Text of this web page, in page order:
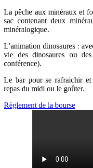
La pêche aux minéraux et
sac contenant deux
minéralogique.
L’animation dinosaures :
vie des dinosaures ou des
conférence).
Le bar pour se rafraichir
repas du midi ou le goûter.
Règlement de la bourse